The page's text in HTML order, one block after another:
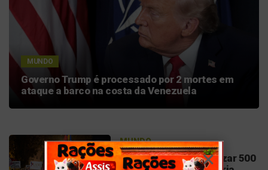
MUNDO
Governo Trump é processado por 2 mortes em
ataque a barco na costa da Venezuela
MUNDO
Espanha quer regularizar 500